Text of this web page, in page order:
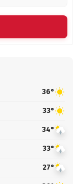
36°
33°
34°
33°
27°